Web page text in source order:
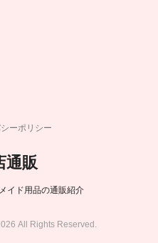
ーポリシー
通販
イド用品の通販紹介
All Rights Reserved.